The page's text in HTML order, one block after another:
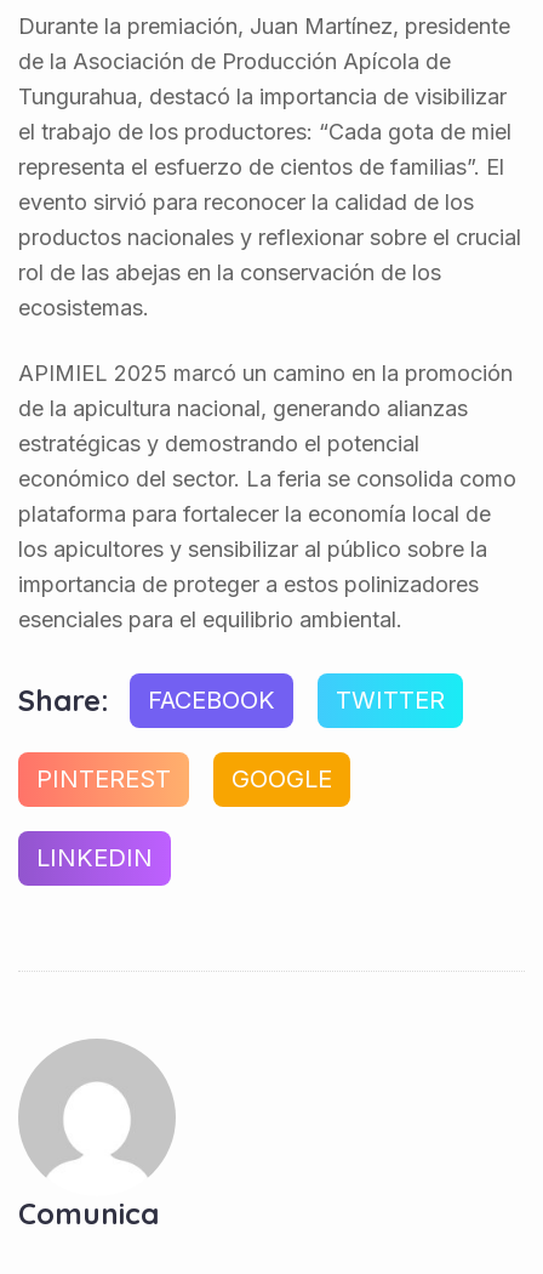
Durante la premiación, Juan Martínez, presidente
de la Asociación de Producción Apícola de
Tungurahua, destacó la importancia de visibilizar
el trabajo de los productores: “Cada gota de miel
representa el esfuerzo de cientos de familias”. El
evento sirvió para reconocer la calidad de los
productos nacionales y reflexionar sobre el crucial
rol de las abejas en la conservación de los
ecosistemas.
APIMIEL 2025 marcó un camino en la promoción
de la apicultura nacional, generando alianzas
estratégicas y demostrando el potencial
económico del sector. La feria se consolida como
plataforma para fortalecer la economía local de
los apicultores y sensibilizar al público sobre la
importancia de proteger a estos polinizadores
esenciales para el equilibrio ambiental.
Share: FACEBOOK TWITTER
PINTEREST GOOGLE
LINKEDIN
Comunica